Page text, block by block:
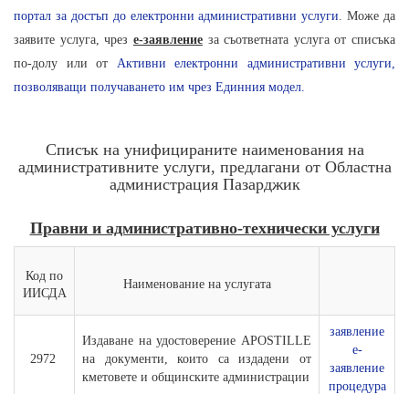
портал за достъп до електронни административни услуги . Може да
заявите услуга, чрез е-заявлениеза съответната услуга от списъка
по-долу или от Активни електронни административни услуги,
позволяващи получаването им чрез Единния модел
Списък на унифицираните наименования на
административните услуги, предлагани от Областна
администрация Пазарджик
Правни и административно-технически услуги
Код по
ИИСДА
Наименование на услугата
2972
Издаване на удостоверение APOSTILLE
на документи, които са издадени от
кметовете и общинските администрации
заявление
е-
заявление
процедура